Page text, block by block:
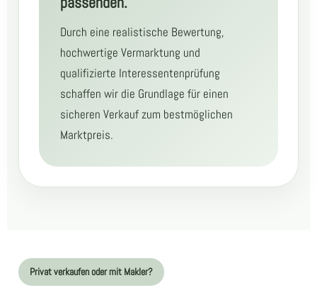
Durch eine realistische Bewertung,
hochwertige Vermarktung und
qualifizierte Interessentenprüfung
schaffen wir die Grundlage für einen
sicheren Verkauf zum bestmöglichen
Marktpreis.
Privat verkaufen oder mit Makler?